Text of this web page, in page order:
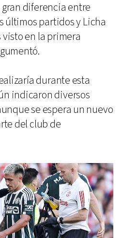
diferencia entre
últimos partidos y Licha
en la primera
durante esta
indicaron diversos
se espera un nuevo
del club de